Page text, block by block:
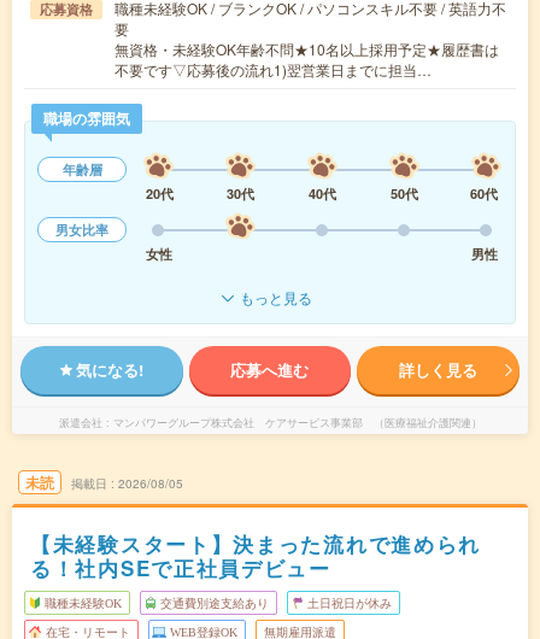
応募資格
職種未経験OK / ブランクOK / パソコンスキル不要 / 英語力不
要
無資格・未経験OK年齢不問★10名以上採用予定★履歴書は
不要です▽応募後の流れ1)翌営業日までに担当…
職場の雰囲気
年齢層
20代
30代 40代 50代
60代
男女比率
女性
男性
もっと見る
気になる! 応募へ進む 詳しく見る
派遣会社 マンパワーグループ株式会社 ケアサービス事業部 （医療福祉介護関連）
未読 掲載日 2026/08/05
【未経験スタート】決まった流れで進められ
る！社内SEで正社員デビュー
職種未経験OK 交通費別途支給あり 土日祝日が休み
在宅・リモート WEB登録OK 無期雇用派遣